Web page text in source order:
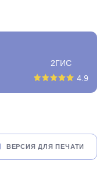
2ГИС
4.9
ВЕРСИЯ ДЛЯ ПЕЧАТИ